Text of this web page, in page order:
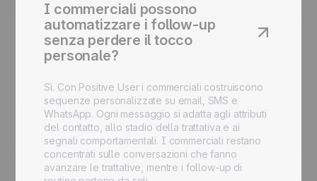
I commerciali possono
automatizzare i follow-up
senza perdere il tocco
personale?
Sì. Con Positive User i commerciali costruiscono
sequenze personalizzate su email, SMS e
WhatsApp. Ogni messaggio si adatta agli attributi
del contatto, allo stadio della trattativa e ai
segnali comportamentali. I commerciali restano
concentrati sulle conversazioni che fanno
avanzare le trattative, mentre i follow-up di